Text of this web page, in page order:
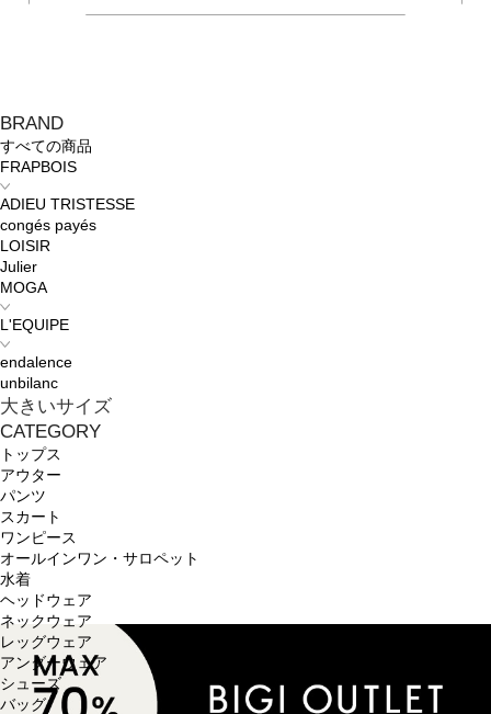
BRAND
すべての商品
FRAPBOIS
ADIEU TRISTESSE
congés payés
LOISIR
Julier
MOGA
L'EQUIPE
endalence
unbilanc
大きいサイズ
CATEGORY
トップス
アウター
パンツ
スカート
ワンピース
オールインワン・サロペット
水着
ヘッドウェア
ネックウェア
レッグウェア
アンダーウェア
シューズ
バッグ